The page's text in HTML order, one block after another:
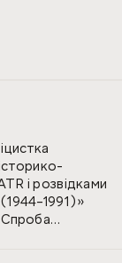
і розвідками